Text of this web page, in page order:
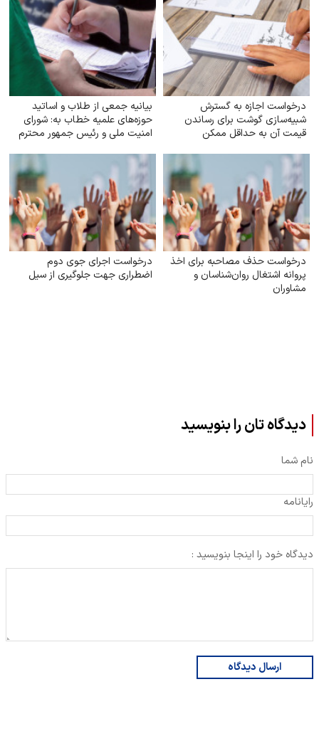
درخواست اجازه به گسترش
شبیه‌سازی گوشت برای رساندن
قیمت آن به حداقل ممکن
بیانیه جمعی از طلاب و اساتید
حوزه‌های علمیه خطاب به: شورای
امنیت ملی و رئیس جمهور محترم
درخواست حذف مصاحبه برای اخذ
پروانه اشتغال روان‌شناسان و
مشاوران
درخواست اجرای جوی دوم
اضطراری جهت جلوگیری از سیل
دیدگاه تان را بنویسید
نام شما
رایانامه
دیدگاه خود را اینجا بنویسید :
ارسال دیدگاه